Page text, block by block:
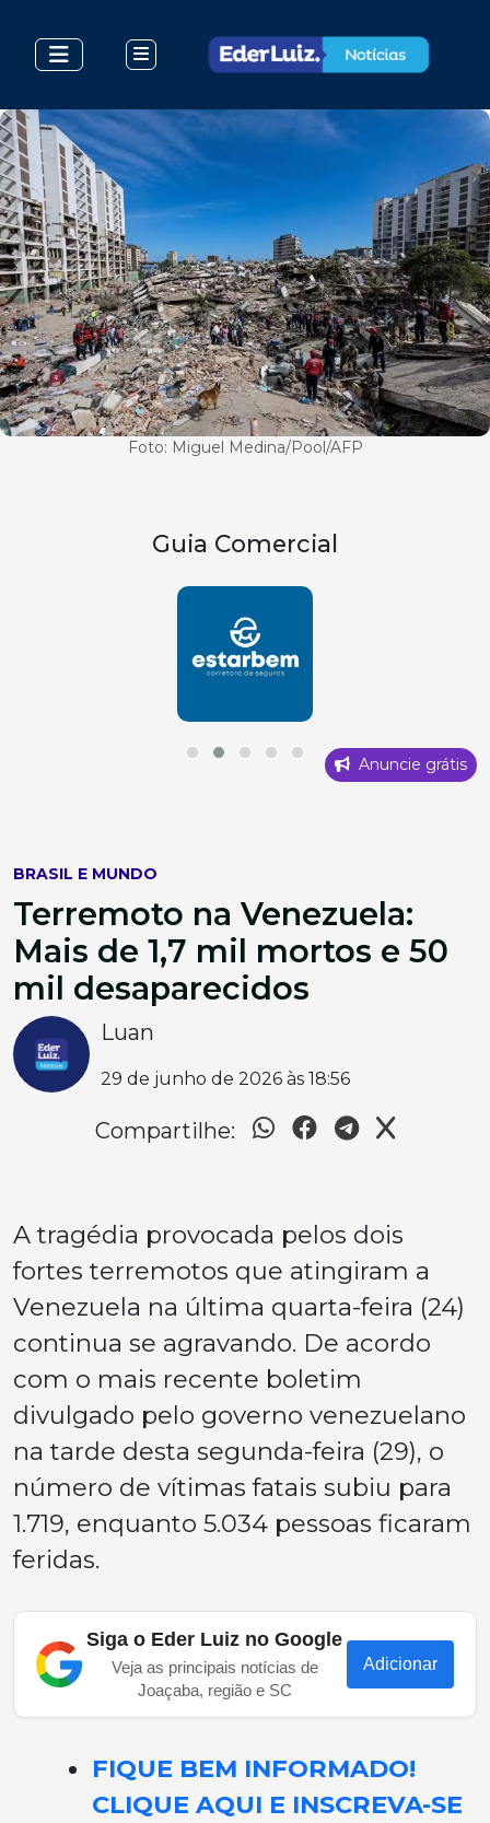
Foto: Miguel Medina/Pool/AFP
Guia Comercial
Anuncie grátis
BRASIL E MUNDO
Terremoto na Venezuela:
Mais de 1,7 mil mortos e 50
mil desaparecidos
Luan
29 de junho de 2026 às 18:56
Compartilhe:
A tragédia provocada pelos dois
fortes terremotos que atingiram a
Venezuela na última quarta-feira (24)
continua se agravando. De acordo
com o mais recente boletim
divulgado pelo governo venezuelano
na tarde desta segunda-feira (29), o
número de vítimas fatais subiu para
1.719, enquanto 5.034 pessoas ficaram
feridas.
Siga o Eder Luiz no Google
Veja as principais notícias de
Joaçaba, região e SC
Adicionar
FIQUE BEM INFORMADO!
CLIQUE AQUI E INSCREVA-SE